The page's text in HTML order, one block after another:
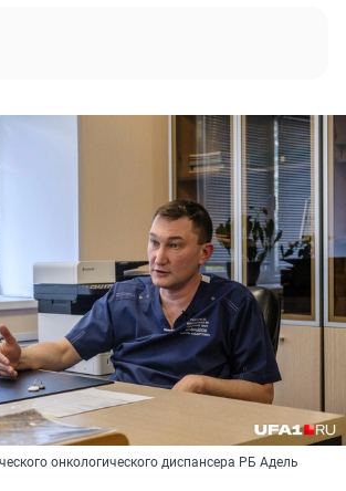
онкологического диспансера РБ Адель